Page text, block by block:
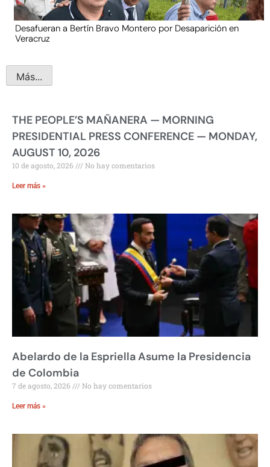
Desafueran a Bertín Bravo Montero por Desaparición en
Veracruz
Más...
THE PEOPLE’S MAÑANERA — MORNING
PRESIDENTIAL PRESS CONFERENCE — MONDAY,
AUGUST 10, 2026
10 de agosto, 2026 No hay comentarios
Leer más »
Abelardo de la Espriella Asume la Presidencia
de Colombia
7 de agosto, 2026 No hay comentarios
Leer más »